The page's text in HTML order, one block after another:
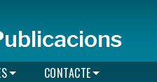
CONTACTE